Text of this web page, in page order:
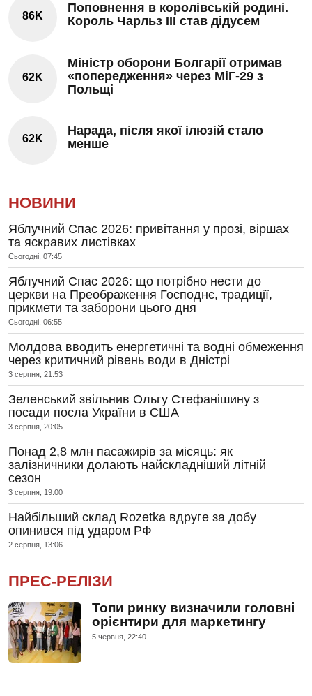
86K
Поповнення в королівській родині.
Король Чарльз III став дідусем
62K
Міністр оборони Болгарії отримав
«попередження» через МіГ-29 з
Польщі
62K
Нарада, після якої ілюзій стало
менше
НОВИНИ
Яблучний Спас 2026: привітання у прозі, віршах
та яскравих листівках
Сьогодні, 07:45
Яблучний Спас 2026: що потрібно нести до
церкви на Преображення Господнє, традиції,
прикмети та заборони цього дня
Сьогодні, 06:55
Молдова вводить енергетичні та водні обмеження
через критичний рівень води в Дністрі
3 серпня, 21:53
Зеленський звільнив Ольгу Стефанішину з
посади посла України в США
3 серпня, 20:05
Понад 2,8 млн пасажирів за місяць: як
залізничники долають найскладніший літній
сезон
3 серпня, 19:00
Найбільший склад Rozetka вдруге за добу
опинився під ударом РФ
2 серпня, 13:06
ПРЕС-РЕЛІЗИ
Топи ринку визначили головні
орієнтири для маркетингу
5 червня, 22:40